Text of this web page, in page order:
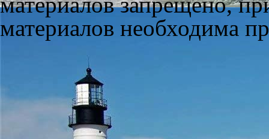
материалов необходима